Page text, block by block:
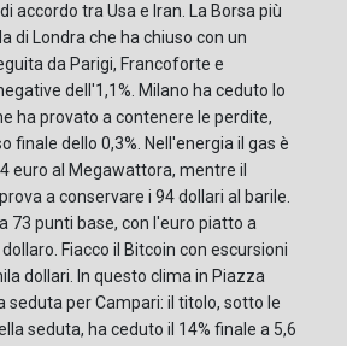
accordo tra Usa e Iran. La Borsa più
di Londra che ha chiuso con un
da Parigi, Francoforte e
dell'1,1%. Milano ha ceduto lo
ha provato a contenere le perdite,
finale dello 0,3%. Nell'energia il gas è
euro al Megawattora, mentre il
a conservare i 94 dollari al barile.
73 punti base, con l'euro piatto a
Fiacco il Bitcoin con escursioni
dollari. In questo clima in Piazza
per Campari: il titolo, sotto le
seduta, ha ceduto il 14% finale a 5,6